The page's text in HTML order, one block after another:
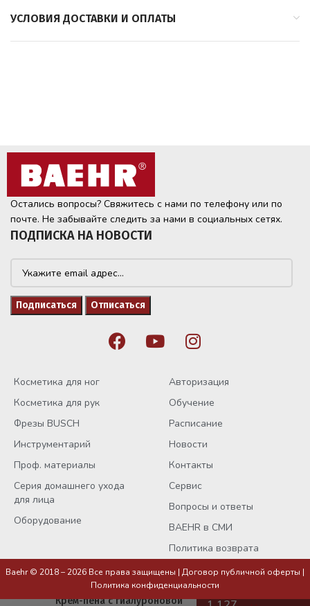
УСЛОВИЯ ДОСТАВКИ И ОПЛАТЫ
Остались вопросы? Свяжитесь с нами по телефону или по
почте. Не забывайте следить за нами в социальных сетях.
ПОДПИСКА НА НОВОСТИ
Косметика для ног
Косметика для рук
Фрезы BUSCH
Инструментарий
Проф. материалы
Серия домашнего ухода
для лица
Оборудование
Авторизация
Обучение
Расписание
Новости
Контакты
Сервис
Вопросы и ответы
BAEHR в СМИ
Политика возврата
Baehr © 2018 – 2026 Все права защищены | Договор публичной оферты |
Политика конфиденциальности
Крем-пена с гиалуроновой